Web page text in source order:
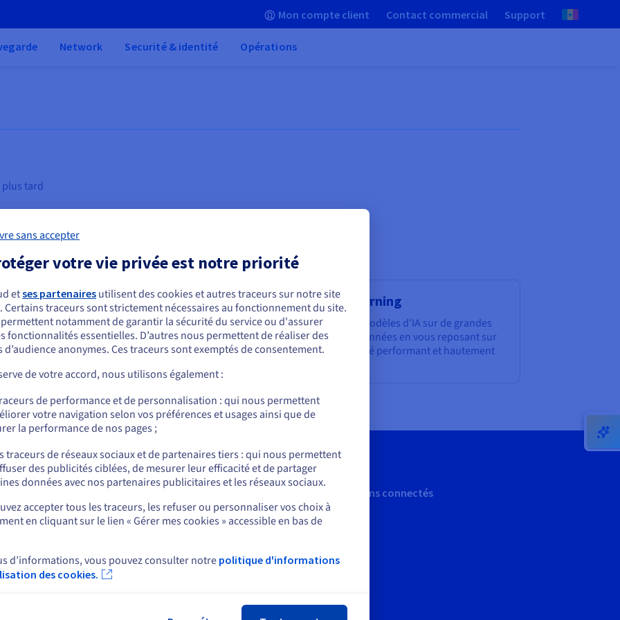
Mon compte client Contact commercial Support
Network Securité & identité Opérations
plus tard
Inférence IA
Appuyez-vous sur des serveurs équipés de
GPU performants pour déployer vos modèles
d'IA et supporter leur modèle d'inférence.
Machine learning
Entraînez vos modèles d'IA sur de grandes
quantités de données en vous reposant sur
un serveur dédié performant et hautement
d'aide
d'apprentissage
OVHcloud
de support
News
Espace presse
Blog
Réseaux sociaux
Restons connectés
semblez être localisé en États-Unis.
commander, rendez-vous sur le site de votre pays (États-Unis) et créez un
us.ovhcloud.com/bare-metal Anglais USD - $
ou
sur le site actuel
un autre site web
sans accepter
votre vie privée est notre priorité
etses partenaires utilisent des cookies et autres traceurs sur notre site
Certains traceurs sont strictement nécessaires au fonctionnement du site.
notamment de garantir la sécurité du service ou d'assurer
fonctionnalités essentielles. D’autres nous permettent de réaliser des
d’audience anonymes. Ces traceurs sont exemptés de consentement.
de votre accord, nous utilisons également :
de performance et de personnalisation : qui nous permettent
votre navigation selon vos préférences et usages ainsi que de
la performance de nos pages ;
traceurs de réseaux sociaux et de partenaires tiers : qui nous permettent
des publicités ciblées, de mesurer leur efficacité et de partager
données avec nos partenaires publicitaires et les réseaux sociaux.
accepter tous les traceurs, les refuser ou personnaliser vos choix à
en cliquant sur le lien « Gérer mes cookies » accessible en bas de
d’informations, vous pouvez consulter notre politique d'informations
des cookies.